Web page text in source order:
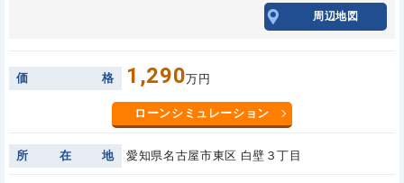
周辺地図
価 格 1,290万円
ローンシミュレーション
所 在 地 愛知県名古屋市東区 白壁３丁目